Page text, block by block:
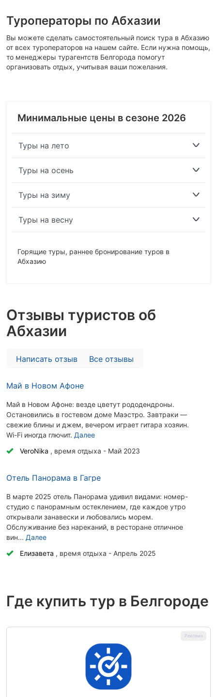
Туроператоры по Абхазии
Вы можете сделать самостоятельный поиск тура в Абхазию
от всех туроператоров на нашем сайте. Если нужна помощь,
то менеджеры турагентств Белгорода помогут
организовать отдых, учитывая ваши пожелания.
Минимальные цены в сезоне 2026
Туры на лето
Туры на осень
Туры на зиму
Туры на весну
Горящие туры, раннее бронирование туров в
Абхазию
Отзывы туристов об
Абхазии
Написать отзыв Все отзывы
Май в Новом Афоне
Май в Новом Афоне: везде цветут рододендроны.
Остановились в гостевом доме Маэстро. Завтраки —
свежие блины и джем, вечером играет гитара хозяин.
Wi-Fi иногда глючит. Далее
VeroNika , время отдыха - Май 2023
Отель Панорама в Гагре
В марте 2025 отель Панорама удивил видами: номер-
студио с панорамным остеклением, где каждое утро
открывали занавески и любовались морем.
Обслуживание без нареканий, в ресторане отличное
вин... Далее
Елизавета , время отдыха - Апрель 2025
Где купить тур в Белгороде